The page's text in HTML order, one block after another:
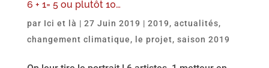
6 + 1= 5 ou plutôt 10…
par Ici et là | 27 Juin 2019 | 2019, actualités,
changement climatique, le projet, saison 2019